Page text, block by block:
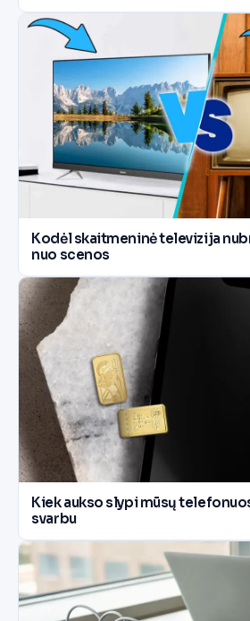
Kodėl skaitmeninė televizija
nuo scenos
Kiek aukso slypi mūsų
svarbu